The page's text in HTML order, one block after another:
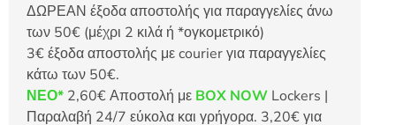
ΔΩΡΕΑΝ έξοδα αποστολής για παραγγελίες άνω
των 50€ (μέχρι 2 κιλά ή *ογκομετρικό)
3€ έξοδα αποστολής με courier για παραγγελίες
κάτω των 50€.
ΝΕΟ* 2,60€ Αποστολή με BOX NOW Lockers |
Παραλαβή 24/7 εύκολα και γρήγορα. 3,20€ για